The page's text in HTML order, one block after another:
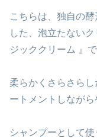
こちらは、独自の
した、泡立たない
ジッククリーム 』で
柔らかくさらさら
ートメントしながら
シャンプーとして